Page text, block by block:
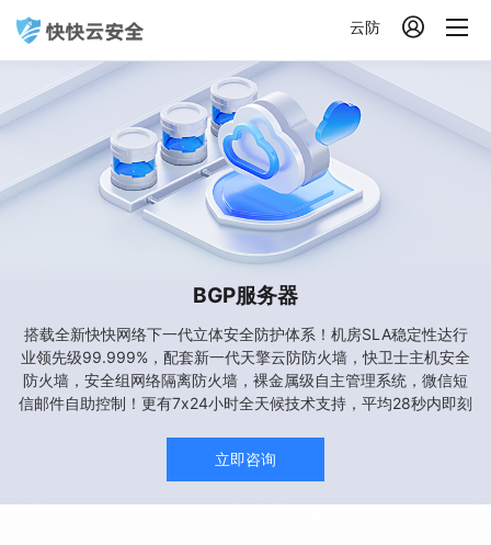
云防 
BGP服务器
搭载全新快快网络下一代立体安全防护体系！机房SLA稳定性达行
业领先级99.999%，配套新一代天擎云防防火墙，快卫士主机安全
防火墙，安全组网络隔离防火墙，裸金属级自主管理系统，微信短
信邮件自助控制！更有7x24小时全天候技术支持，平均28秒内即刻
立即咨询